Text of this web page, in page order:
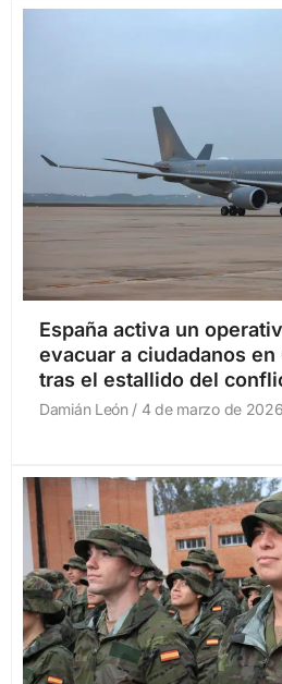
España activa un
evacuar a ciudadanos
tras el estallido del
Damián León 4 de marzo de 2026